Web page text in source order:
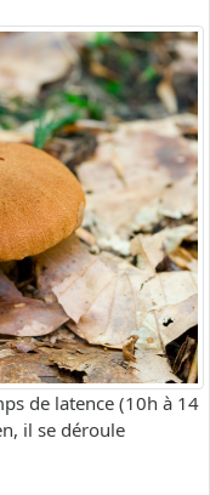
de latence (10h à 14
il se déroule